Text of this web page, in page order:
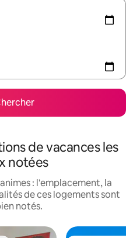
de vacances les
notées
: l'emplacement, la
de ces logements sont
notés.